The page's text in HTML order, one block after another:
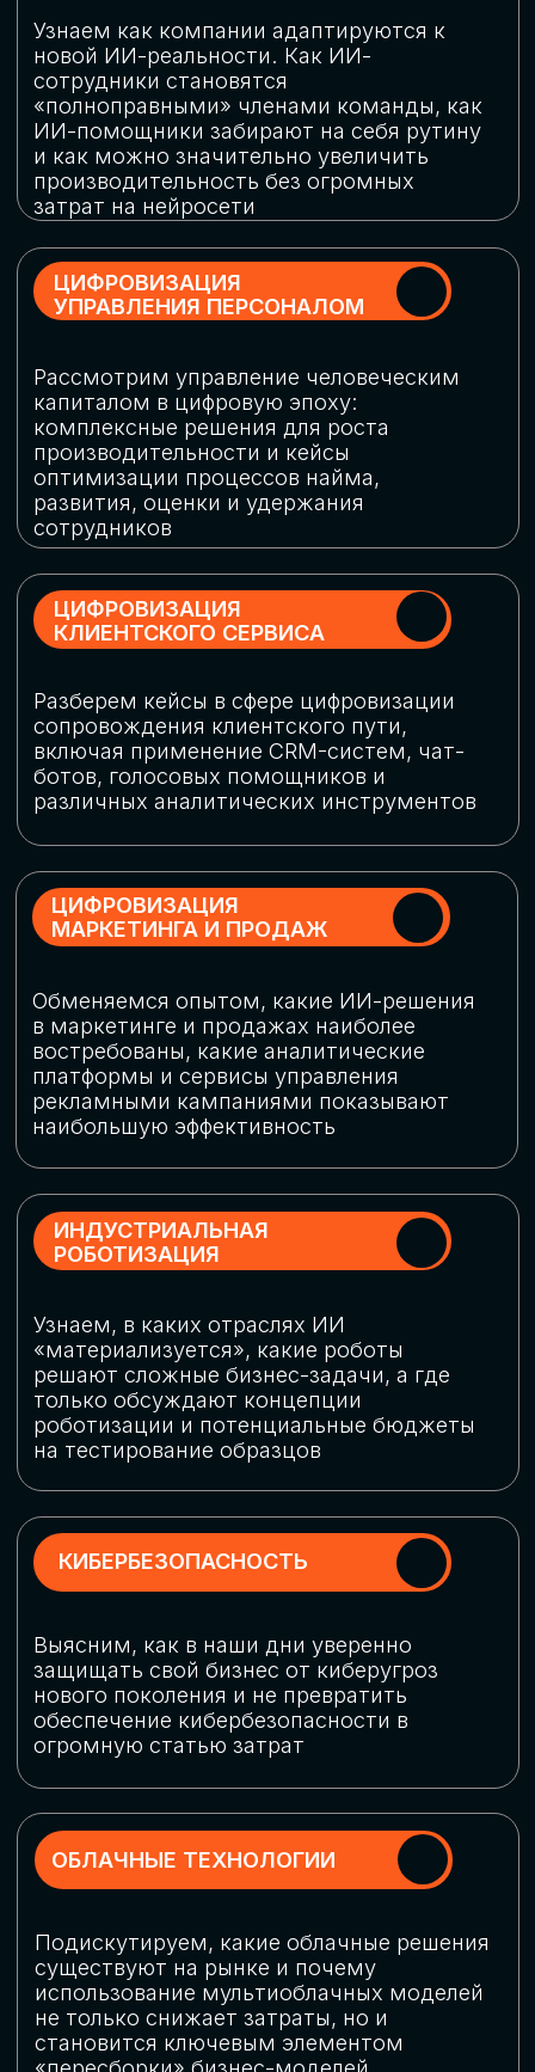
огромную статью затрат
ОБЛАЧНЫЕ ТЕХНОЛОГИИ
Подискутируем, какие облачные решения
существуют на рынке и почему
использование мультиоблачных моделей
не только снижает затраты, но и
«пересборки» бизнес-моделей
СКАЧАТЬ
ПРОГРАММУ
КОНФЕРЕНЦИИ
Оставьте заявку, мы направим вам
программу конференции
СКАЧАТЬ ПРОГРАММУ
СПИКЕРЫ
СТАТЬ СПИКЕРОМ
В конференции участвовали более 120 спикеров